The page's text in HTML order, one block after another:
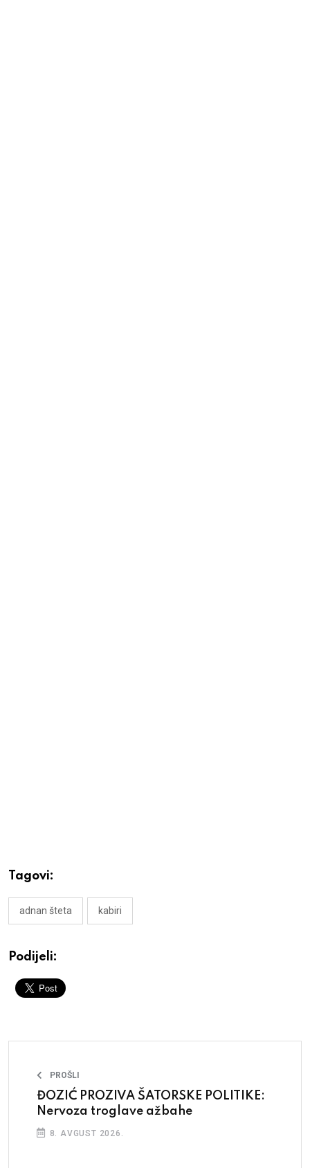
Tagovi:
adnan šteta kabiri
Podijeli:
PROŠLI
ĐOZIĆ PROZIVA ŠATORSKE POLITIKE:
Nervoza troglave ažbahe
8. AVGUST 2026.